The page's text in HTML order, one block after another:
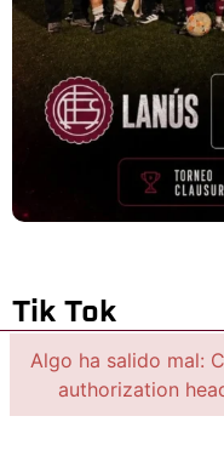
Tik Tok
Algo ha salido mal:
authorization